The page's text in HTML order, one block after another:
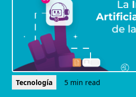
Tecnología 5 min read